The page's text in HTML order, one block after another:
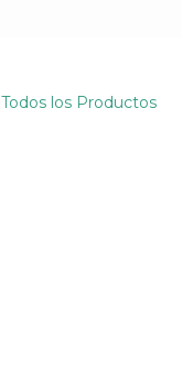
Todos los Productos